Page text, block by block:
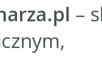
–